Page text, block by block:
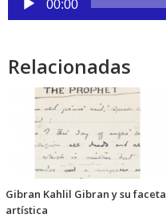
de
00:00
Relacionadas
Gibran Kahlil Gibran y su faceta
artística